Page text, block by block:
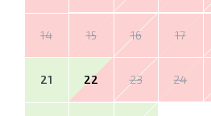
14 15 16 17
21 22 23 24